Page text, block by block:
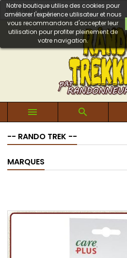
Notre boutique utilise des cookies pour
améliorer l'expérience utilisateur et nous
vous recommandons d'accepter leur
utilisation pour profiter pleinement de
votre navigation.
 
-- RANDO TREK --
MARQUES